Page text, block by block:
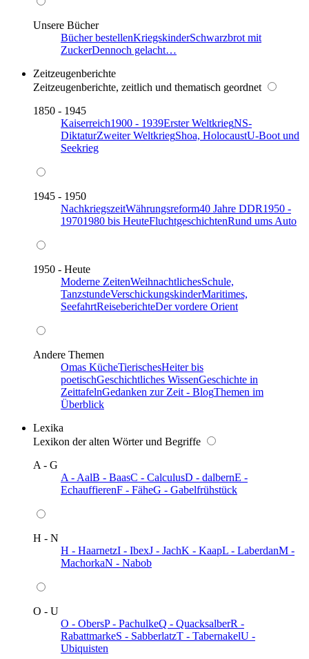
Unsere Bücher
Bücher bestellenKriegskinderSchwarzbrot mit
ZuckerDennoch gelacht…
Zeitzeugenberichte
Zeitzeugenberichte, zeitlich und thematisch geordnet
1850 - 1945
Kaiserreich1900 - 1939Erster WeltkriegNS-
DiktaturZweiter WeltkriegShoa, HolocaustU-Boot und
Seekrieg
1945 - 1950
NachkriegszeitWährungsreform40 Jahre DDR1950 -
19701980 bis HeuteFluchtgeschichtenRund ums Auto
1950 - Heute
Moderne ZeitenWeihnachtlichesSchule,
TanzstundeVerschickungskinderMaritimes,
SeefahrtReiseberichteDer vordere Orient
Andere Themen
Omas KücheTierischesHeiter bis
poetischGeschichtliches WissenGeschichte in
ZeittafelnGedanken zur Zeit - BlogThemen im
Überblick
Lexika
Lexikon der alten Wörter und Begriffe
A - G
A - AalB - BaasC - CalculusD - dalbernE -
EchauffierenF - FäheG - Gabelfrühstück
H - N
H - HaarnetzI - IbexJ - JachK - KaapL - LaberdanM -
MachorkaN - Nabob
O - U
O - ObersP - PachulkeQ - QuacksalberR -
RabattmarkeS - SabberlatzT - TabernakelU -
Ubiquisten